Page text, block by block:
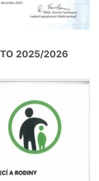
2025/2026